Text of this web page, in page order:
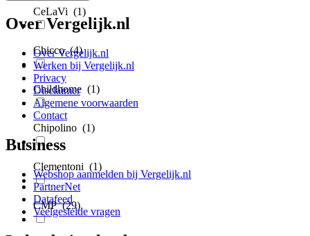
CeLaVi (1)
Chicco(4)
Childhome (1)
Chipolino (1)
Clementoni (1)
CMP(29)
Over Vergelijk.nl
Over Vergelijk.nl
Werken bij Vergelijk.nl
Privacy
Disclaimer
Algemene voorwaarden
Contact
Business
Webshop aanmelden bij Vergelijk.nl
PartnerNet
Datafeed
Veelgestelde vragen